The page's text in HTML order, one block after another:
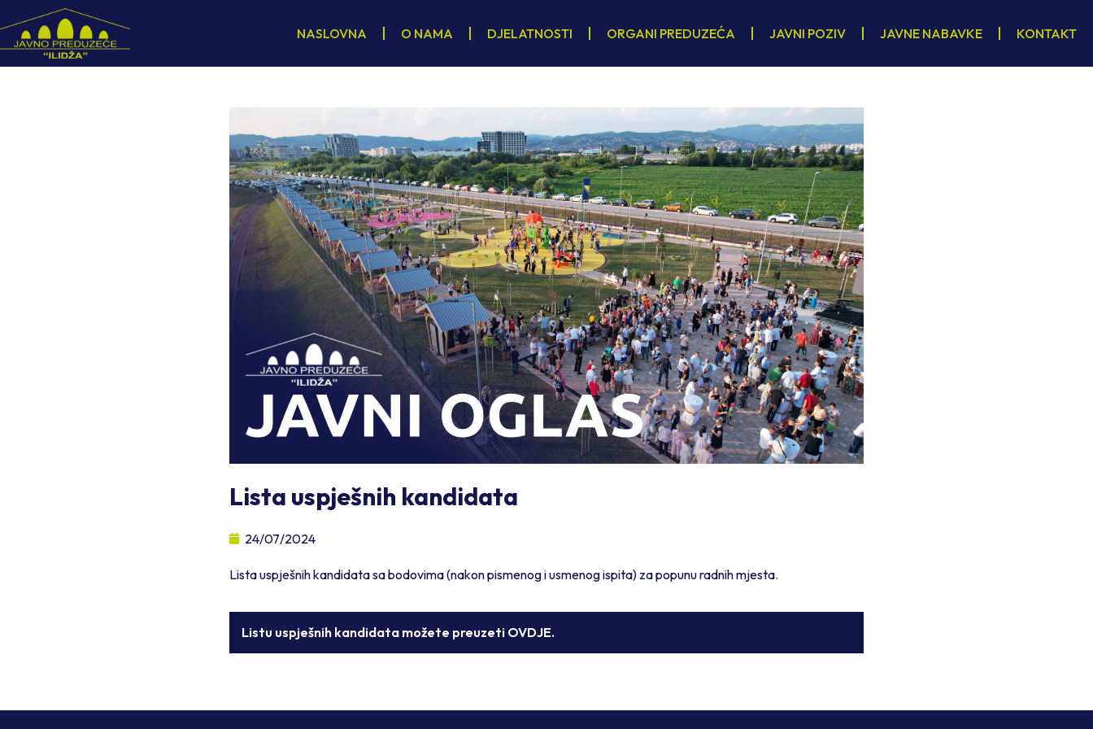
NASLOVNA O NAMA DJELATNOSTI ORGANI PREDUZEĆA JAVNI POZIV JAVNE NABAVKE KONTAKT
Lista uspješnih kandidata
24/07/2024
Lista uspješnih kandidata sa bodovima (nakon pismenog i usmenog ispita) za popunu radnih mjesta.
Listu uspješnih kandidata možete preuzeti OVDJE.